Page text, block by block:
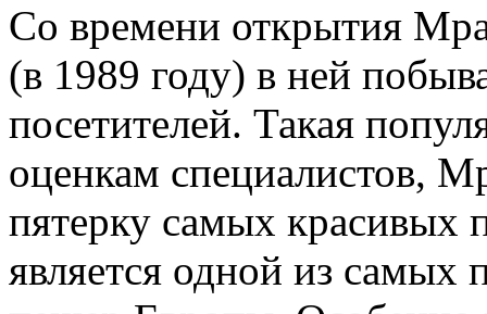
Со времени открытия
(в 1989 году) в ней
посетителей. Такая
оценкам специалистов,
пятерку самых красивых
является одной из самых